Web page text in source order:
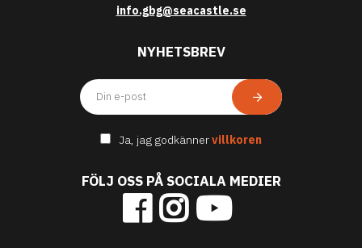
info.gbg@seacastle.se
NYHETSBREV
Ja, jag godkännervillkoren
FÖLJ OSS PÅ SOCIALA MEDIER